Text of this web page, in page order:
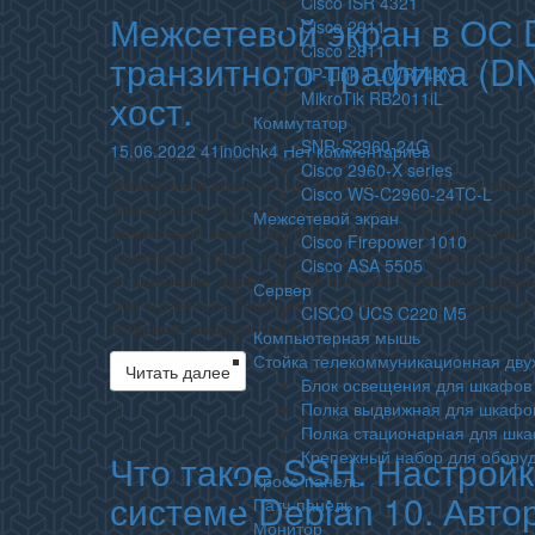
Cisco 2911
Cisco 2811
TP-Link TL-WR740N
MikroTik RB2011iL
Коммутатор
SNR-S2960-24G
Cisco 2960-X series
Cisco WS-C2960-24TC-L
Межсетевой экран
Cisco Firepower 1010
Cisco ASA 5505
Сервер
CISCO UCS C220 M5
Компьютерная мышь
Стойка телекоммуникационная
Блок освещения для шкафов
Полка выдвижная для
Полка стационарная для
Крепежный набор для
Кросс-панель
Патч-панель
Монитор
Межсетевой
экран
в
ОС
Denian.
Организация
транзитного
трафика
(DNS,
HTTP,
HTTPS,
NTP,
ICMP)
через
хост.
Межсетевой экран в ОС
транзитного трафика
хост.
15.06.2022 41in0chk4 Комментарии
Нет комментариев
Межсетевой экран — программный или
фильтрацию проходящего через него сетевого
межсетевой экран, минимизирующий риск вирусных
командную строку при помощи установленных
отправление трафика. При попытке установки
или ограничить соединение. В случае, когда
Файрвол предусмотрен…
Читать далееЧитать далее
Что
такое
SSH.
Что такое SSH.
системе Debian 10.